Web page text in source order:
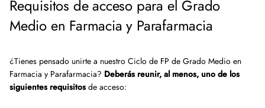
Requisitos de acceso para el Grado
Medio en Farmacia y Parafarmacia
¿Tienes pensado unirte a nuestro Ciclo de FP de Grado Medio en
Farmacia y Parafarmacia? Deberás reunir, al menos, uno de los
siguientes requisitos de acceso: